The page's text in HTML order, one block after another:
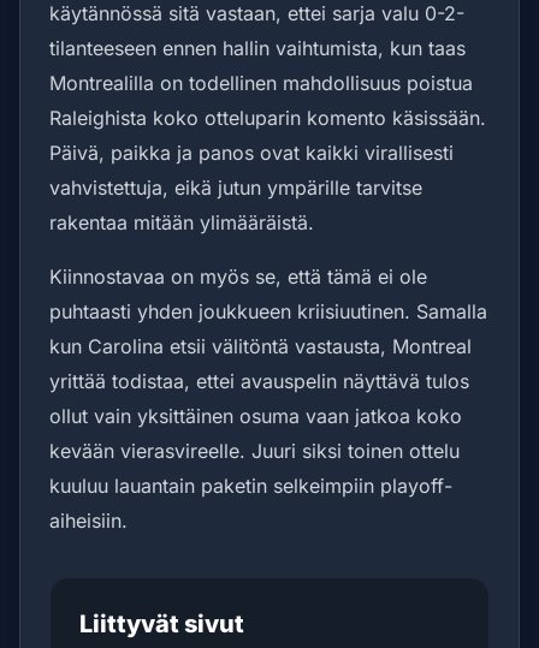
käytännössä sitä vastaan, ettei sarja valu 0-2-
tilanteeseen ennen hallin vaihtumista, kun taas
Montrealilla on todellinen mahdollisuus poistua
Raleighista koko otteluparin komento käsissään.
Päivä, paikka ja panos ovat kaikki virallisesti
vahvistettuja, eikä jutun ympärille tarvitse
rakentaa mitään ylimääräistä.
Kiinnostavaa on myös se, että tämä ei ole
puhtaasti yhden joukkueen kriisiuutinen. Samalla
kun Carolina etsii välitöntä vastausta, Montreal
yrittää todistaa, ettei avauspelin näyttävä tulos
ollut vain yksittäinen osuma vaan jatkoa koko
kevään vierasvireelle. Juuri siksi toinen ottelu
kuuluu lauantain paketin selkeimpiin playoff-
aiheisiin.
Liittyvät sivut